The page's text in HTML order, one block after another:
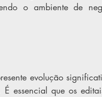
o ambiente de
evolução
essencial que os